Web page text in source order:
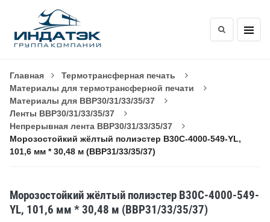
Главная
Термотрансферная печать
Материалы для термотрансферной печати
Материалы для BBP30/31/33/35/37
Ленты BBP30/31/33/35/37
Непрерывная лента BBP30/31/33/35/37
Морозостойкий жёлтый полиэстер B30C-4000-549-YL,
101,6 мм * 30,48 м (BBP31/33/35/37)
Морозостойкий жёлтый полиэстер B30C-4000-549-
YL, 101,6 мм * 30,48 м (BBP31/33/35/37)